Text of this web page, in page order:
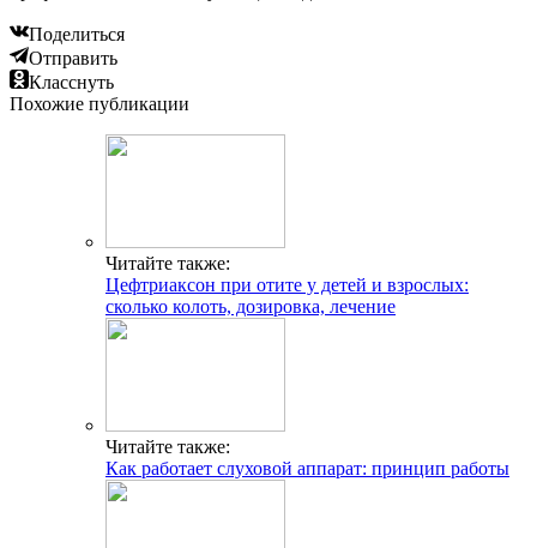
Читайте также:
Как работает слуховой аппарат: принцип работы
Инструкция по применению Анауретте спрей для
очищения ушной полости 15мл – способ
применения и дозировка, состав, побочное
действие и взаимодействие
Читайте также:
Прогревание уха при отите